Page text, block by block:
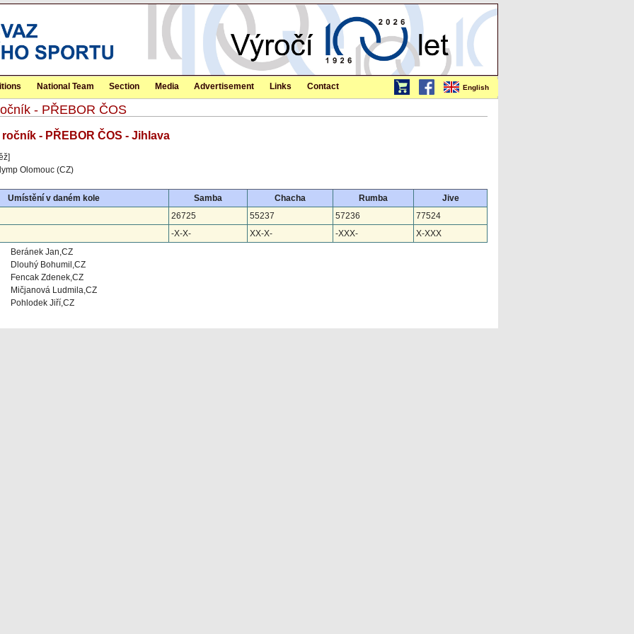
English
National Team Section Media Advertisement Links Contact
- PŘEBOR ČOS
- PŘEBOR ČOS - Jihlava
Olomouc (CZ)
Umístění v daném kole Samba Chacha Rumba
Jive
26725 55237 57236
77524
-X-X- XX-X- -XXX-
X-XXX
Beránek Jan,CZ
Dlouhý Bohumil,CZ
Fencak Zdenek,CZ
Mičjanová Ludmila,CZ
Pohlodek Jiří,CZ